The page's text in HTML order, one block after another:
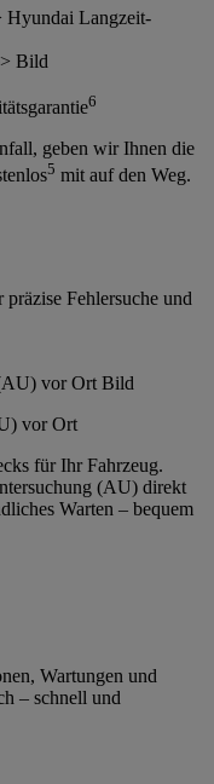
6
geben wir Ihnen die
5 mit auf den Weg.
Fehlersuche und
vor Ort
für Ihr Fahrzeug.
(AU) direkt
Warten – bequem
Wartungen und
– schnell und